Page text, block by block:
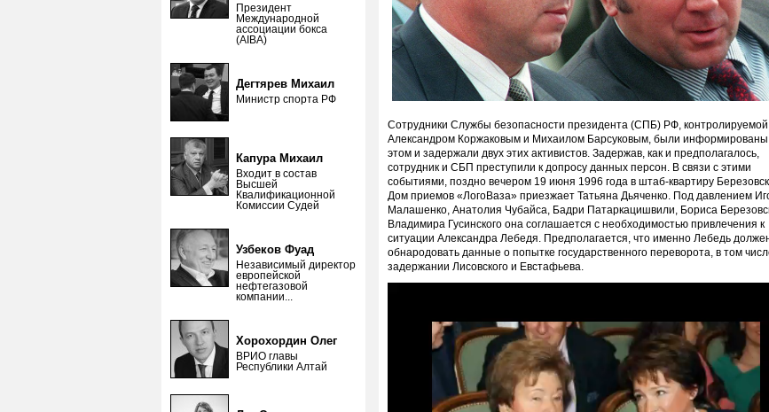
Президент
Международной
ассоциации бокса
(AIBA)
Дегтярев Михаил
Министр спорта РФ
Капура Михаил
Входит в состав
Высшей
Квалификационной
Комиссии Судей
Узбеков Фуад
Независимый директор
европейской
нефтегазовой
компании...
Хорохордин Олег
ВРИО главы
Республики Алтай
Сотрудники Службы безопасности президента (СПБ) РФ, контролируемой
Александром Коржаковым и Михаилом Барсуковым, были
этом и задержали двух этих активистов. Задержав, как и предполагалось,
сотрудник и СБП преступили к допросу данных персон. В связи с этими
событиями, поздно вечером 19 июня 1996 года в штаб-квартиру
Дом приемов «ЛогоВаза» приезжает Татьяна Дьяченко. Под давлением
Малашенко, Анатолия Чубайса, Бадри Патаркацишвили, Бориса
Владимира Гусинского она соглашается с необходимостью привлечения к
ситуации Александра Лебедя. Предполагается, что именно Лебедь
обнародовать данные о попытке государственного переворота, в том
задержании Лисовского и Евстафьева.